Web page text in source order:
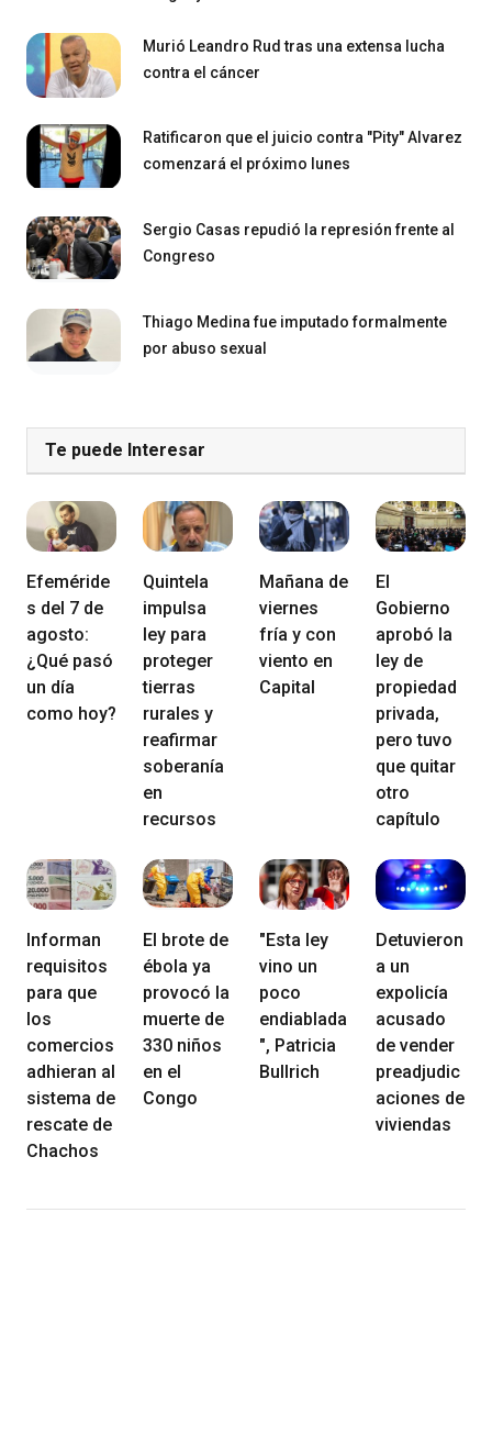
Murió Leandro Rud tras una extensa lucha
contra el cáncer
Ratificaron que el juicio contra "Pity" Alvarez
comenzará el próximo lunes
Sergio Casas repudió la represión frente al
Congreso
Thiago Medina fue imputado formalmente
por abuso sexual
Te puede Interesar
Efeméride
s del 7 de
agosto:
¿Qué pasó
un día
como hoy?
Quintela
impulsa
ley para
proteger
tierras
rurales y
reafirmar
soberanía
en
recursos
Mañana de
viernes
fría y con
viento en
Capital
El
Gobierno
aprobó la
ley de
propiedad
privada,
pero tuvo
que quitar
otro
capítulo
Informan
requisitos
para que
los
comercios
adhieran al
sistema de
rescate de
Chachos
El brote de
ébola ya
provocó la
muerte de
330 niños
en el
Congo
"Esta ley
vino un
poco
endiablada
", Patricia
Bullrich
Detuvieron
a un
expolicía
acusado
de vender
preadjudic
aciones de
viviendas